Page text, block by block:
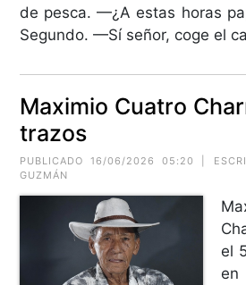
de pesca. —¿A estas horas
Segundo. —Sí señor, coge el
Maximio Cuatro
trazos
PUBLICADO 16/06/2026 05:20 |
GUZMÁN
el